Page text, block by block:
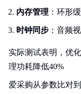
内存管理 ：环形
时钟同步 ：音频
实际测试表明，优
理功耗降低40%
爱采购从参数比对